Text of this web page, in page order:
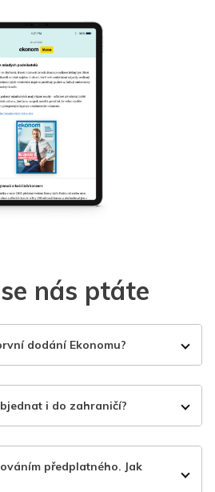
nás ptáte
dodání Ekonomu?
i do zahraničí?
předplatného. Jak